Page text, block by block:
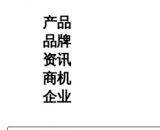
产品
品牌
资讯
商机
企业